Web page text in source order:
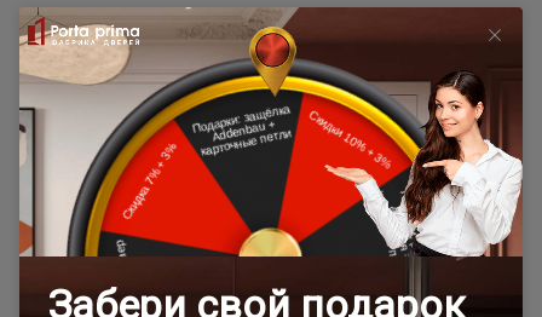
Программы
лояльности